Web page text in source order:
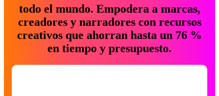
todo el mundo. Empodera a marcas,
creadores y narradores con recursos
creativos que ahorran hasta un 76 %
en tiempo y presupuesto.